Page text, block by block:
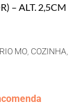
– ALT. 2,5CM
MO COZINHA